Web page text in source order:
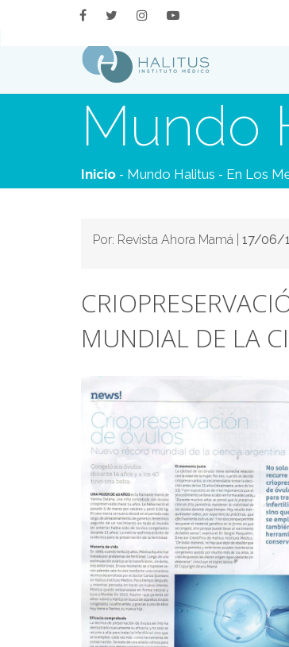
Mundo
Inicio - Mundo Halitus - En Los
Por: Revista Ahora Mamá | 17/06/
MUNDIAL DE LA